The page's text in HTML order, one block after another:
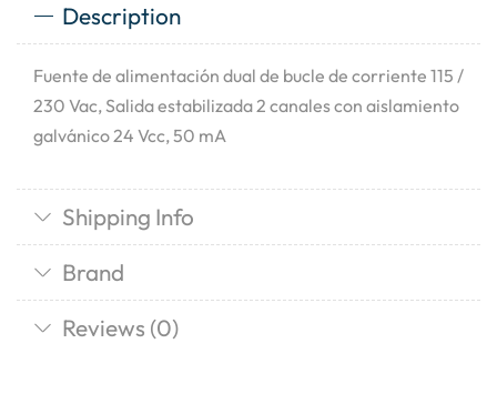
Description
Fuente de alimentación dual de bucle de corriente 115 /
230 Vac, Salida estabilizada 2 canales con aislamiento
galvánico 24 Vcc, 50 mA
Shipping Info
Brand
Reviews (0)